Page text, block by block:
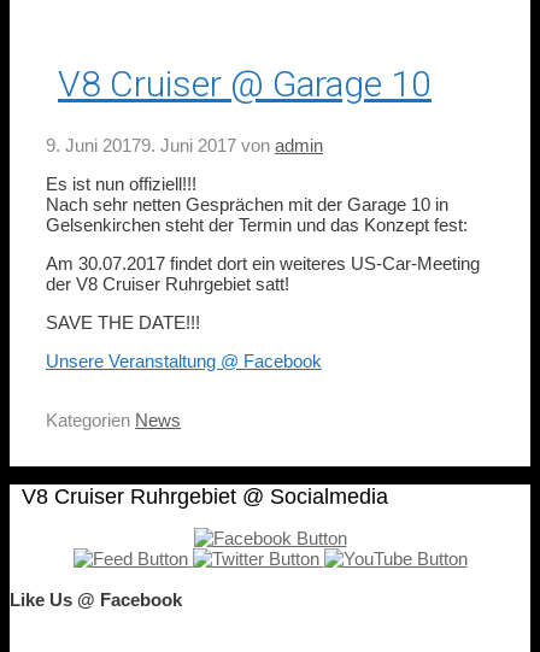
V8 Cruiser @ Garage 10
9. Juni 20179. Juni 2017 von admin
Es ist nun offiziell!!!
Nach sehr netten Gesprächen mit der Garage 10 in
Gelsenkirchen steht der Termin und das Konzept fest:
Am 30.07.2017 findet dort ein weiteres US-Car-Meeting
der V8 Cruiser Ruhrgebiet satt!
SAVE THE DATE!!!
Unsere Veranstaltung @ Facebook
Kategorien News
V8 Cruiser Ruhrgebiet @ Socialmedia
Like Us @ Facebook